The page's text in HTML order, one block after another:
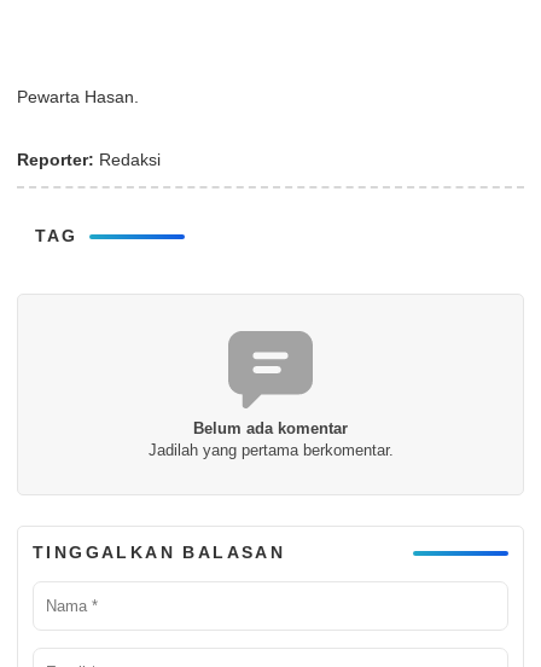
Pewarta Hasan.
Reporter: Redaksi
TAG
Belum ada komentar
Jadilah yang pertama berkomentar.
TINGGALKAN BALASAN